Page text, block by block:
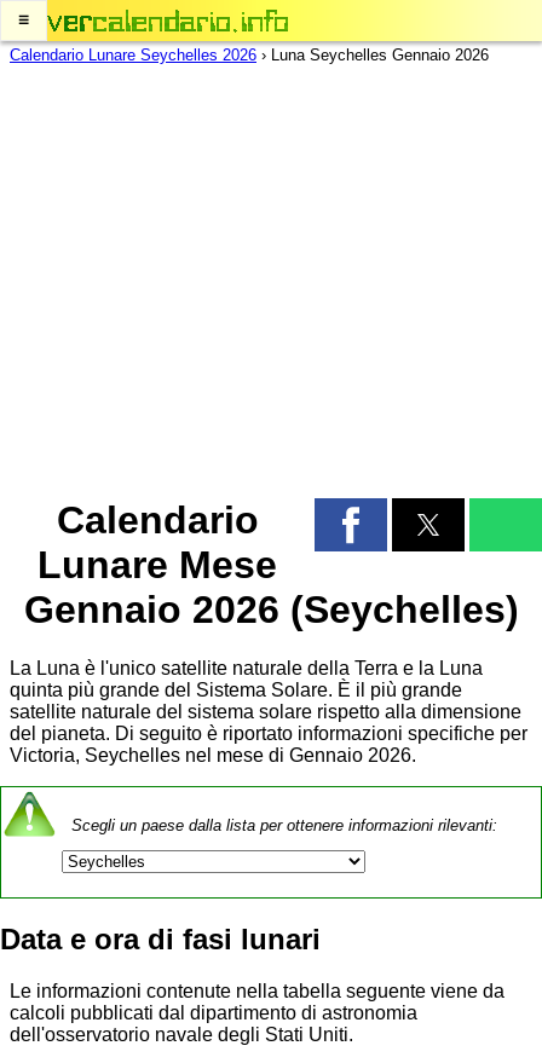
≡
Calendario Lunare Seychelles 2026 › Luna Seychelles Gennaio 2026
Calendario
Lunare Mese
Gennaio 2026 (Seychelles)
La Luna è l'unico satellite naturale della Terra e la Luna
quinta più grande del Sistema Solare. È il più grande
satellite naturale del sistema solare rispetto alla dimensione
del pianeta. Di seguito è riportato informazioni specifiche per
Victoria, Seychelles nel mese di Gennaio 2026.
Scegli un paese dalla lista per ottenere informazioni rilevanti:
Data e ora di fasi lunari
Le informazioni contenute nella tabella seguente viene da
calcoli pubblicati dal dipartimento di astronomia
dell'osservatorio navale degli Stati Uniti.